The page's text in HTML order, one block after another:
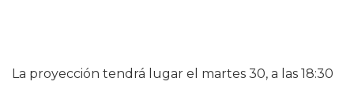
La proyección tendrá lugar el martes 30, a las 18:30